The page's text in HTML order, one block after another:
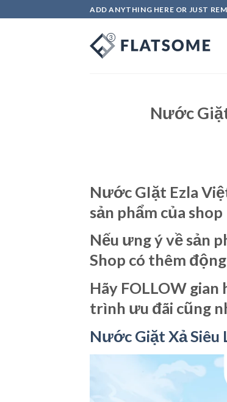
to
ADD ANYTHING HERE OR JUST
Nước
Nước GIặt Ezla
sản phẩm của shop
Nếu ưng ý về sản
Shop có thêm
Hãy FOLLOW gian
trình ưu đãi cũng
Nước Giặt Xả